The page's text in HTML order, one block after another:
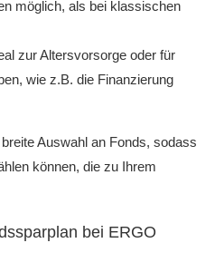
möglich, als bei klassischen
zur Altersvorsorge oder für
wie z.B. die Finanzierung
Auswahl an Fonds, sodass
können, die zu Ihrem
bei ERGO